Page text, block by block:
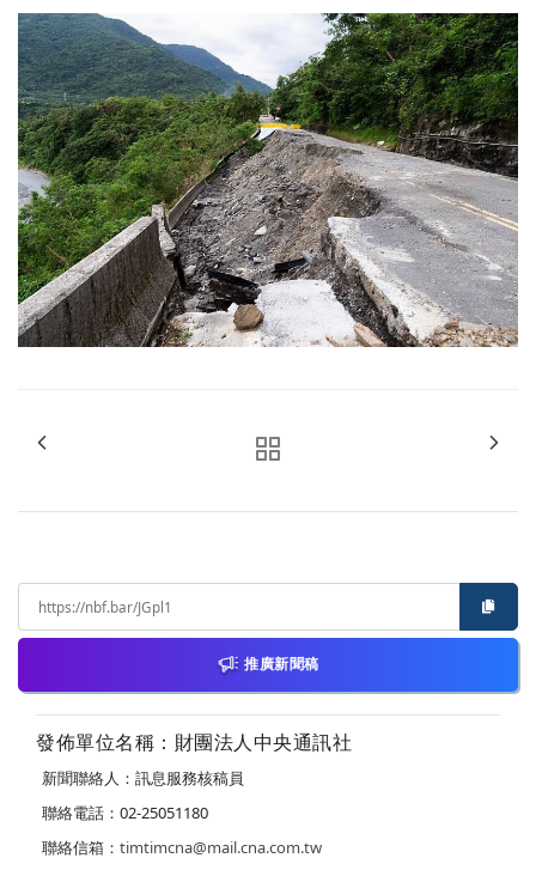
推廣新聞稿
發佈單位名稱：財團法人中央通訊社
新聞聯絡人：訊息服務核稿員
聯絡電話：02-25051180
聯絡信箱： timtimcna@mail.cna.com.tw